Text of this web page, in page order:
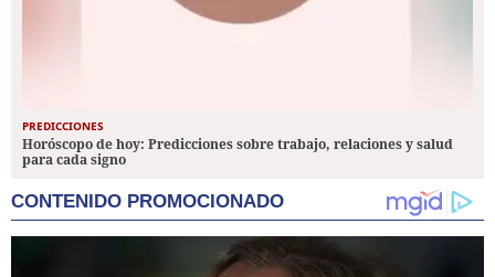
PREDICCIONES
Horóscopo de hoy: Predicciones sobre trabajo, relaciones y salud
para cada signo
CONTENIDO PROMOCIONADO